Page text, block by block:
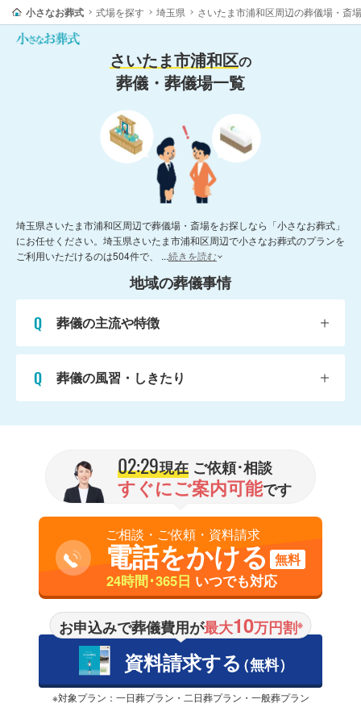
小さなお葬式 式場を探す 埼玉県 さいたま市浦和区周辺の葬儀場・斎
さいたま市浦和区の
葬儀・葬儀場一覧
埼玉県さいたま市浦和区周辺で葬儀場・斎場をお探しなら「小さなお葬式」
にお任せください。埼玉県さいたま市浦和区周辺で小さなお葬式のプランを
ご利用いただけるのは504件で、 ...続きを読む
地域の葬儀事情
葬儀の主流や特徴
葬儀の風習・しきたり
02:29現在ご依頼･相談
すぐにご案内可能です
ご相談・ご依頼・資料請求
電話をかける 無料
24時間･365日 いつでも対応
お申込みで葬儀費用が最大10万円割※
資料請求する（無料）
※対象プラン：一日葬プラン・二日葬プラン・一般葬プラン